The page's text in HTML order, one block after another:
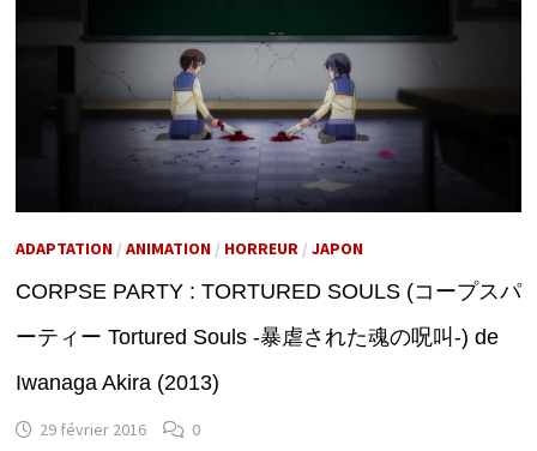
ADAPTATION/ ANIMATION/ HORREUR/ JAPON
CORPSE PARTY : TORTURED SOULS (コープスパ
ーティー Tortured Souls -暴虐された魂の呪叫-) de
Iwanaga Akira (2013)
29 février 2016 0